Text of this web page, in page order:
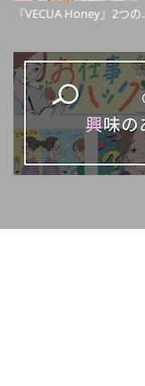
『VECUA Honey』2つの